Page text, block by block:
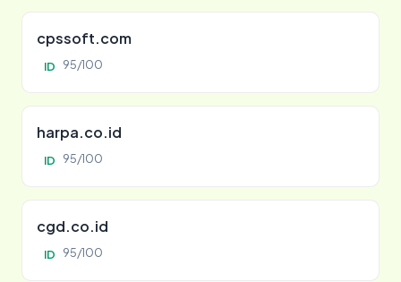
cpssoft.com
ID 95/100
harpa.co.id
ID 95/100
cgd.co.id
ID 95/100